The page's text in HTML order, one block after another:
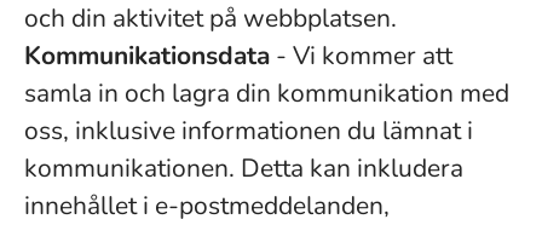
och din aktivitet på webbplatsen.
Kommunikationsdata - Vi kommer att
samla in och lagra din kommunikation med
oss, inklusive informationen du lämnat i
kommunikationen. Detta kan inkludera
innehållet i e-postmeddelanden,